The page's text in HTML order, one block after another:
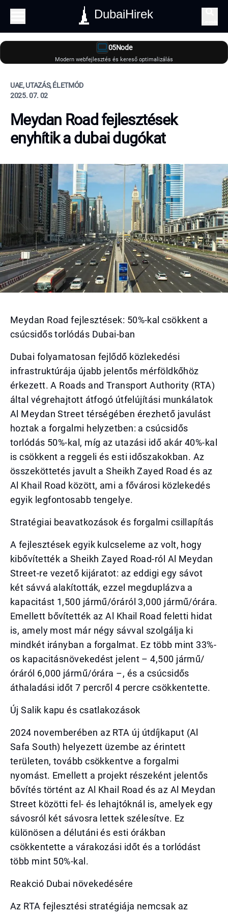
DubaiHirek
05Node
Modern webfejlesztés és kereső optimalizálás
UAE, UTAZÁS, ÉLETMÓD
2025. 07. 02
Meydan Road fejlesztések
enyhítik a dubai dugókat
Meydan Road fejlesztések: 50%-kal csökkent a
csúcsidős torlódás Dubai-ban
Dubai folyamatosan fejlődő közlekedési
infrastruktúrája újabb jelentős mérföldkőhöz
érkezett. A Roads and Transport Authority (RTA)
által végrehajtott átfogó útfelújítási munkálatok
Al Meydan Street térségében érezhető javulást
hoztak a forgalmi helyzetben: a csúcsidős
torlódás 50%-kal, míg az utazási idő akár 40%-kal
is csökkent a reggeli és esti időszakokban. Az
összeköttetés javult a Sheikh Zayed Road és az
Al Khail Road között, ami a fővárosi közlekedés
egyik legfontosabb tengelye.
Stratégiai beavatkozások és forgalmi csillapítás
A fejlesztések egyik kulcseleme az volt, hogy
kibővítették a Sheikh Zayed Road-ról Al Meydan
Street-re vezető kijáratot: az eddigi egy sávot
két sávvá alakították, ezzel megduplázva a
kapacitást 1,500 jármű/óráról 3,000 jármű/órára.
Emellett bővítették az Al Khail Road feletti hidat
is, amely most már négy sávval szolgálja ki
mindkét irányban a forgalmat. Ez több mint 33%-
os kapacitásnövekedést jelent – 4,500 jármű/
óráról 6,000 jármű/órára –, és a csúcsidős
áthaladási időt 7 percről 4 percre csökkentette.
Új Salik kapu és csatlakozások
2024 novemberében az RTA új útdíjkaput (Al
Safa South) helyezett üzembe az érintett
területen, tovább csökkentve a forgalmi
nyomást. Emellett a projekt részeként jelentős
bővítés történt az Al Khail Road és az Al Meydan
Street közötti fel- és lehajtóknál is, amelyek egy
sávosról két sávosra lettek szélesítve. Ez
különösen a délutáni és esti órákban
csökkentette a várakozási időt és a torlódást
több mint 50%-kal.
Reakció Dubai növekedésére
Az RTA fejlesztési stratégiája nemcsak az